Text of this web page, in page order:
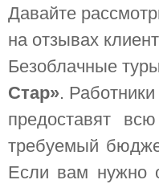
Давайте
на отзывах
Безоблачные
Стар».
предоставят
требуемый
Если вам нужно